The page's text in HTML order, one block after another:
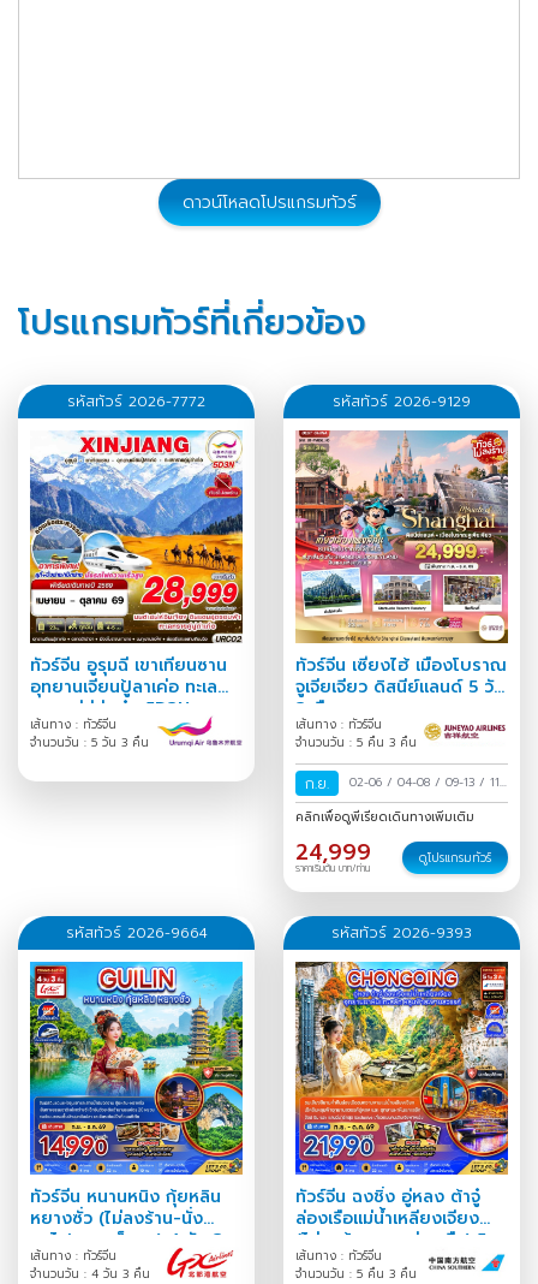
ดาวน์โหลดโปรแกรมทัวร์
โปรแกรมทัวร์ที่เกี่ยวข้อง
รหัสทัวร์ 2026-7772
ทัวร์จีน อูรุมฉี เขาเทียนซาน
อุทยานเจียนปู้ลาเค่อ ทะเล
ทรายคู่มู่ถ่าเก๋อ 5D3N
เส้นทาง : ทัวร์จีน
จำนวนวัน : 5 วัน 3 คืน
รหัสทัวร์ 2026-9129
ทัวร์จีน เซี่ยงไฮ้ เมืองโบราณ
จูเจียเจียว ดิสนีย์แลนด์ 5 วัน
3 คืน
เส้นทาง : ทัวร์จีน
จำนวนวัน : 5 คืน 3 คืน
ก.ย. 02-06 / 04-08 / 09-13 / 11-
15/16-20/18-22/30
ก.ย.-04 ต.ค.
คลิกเพื่อดูพีเรียดเดินทางเพิ่มเติม
24,999
ราคาเริ่มต้น บาท/ท่าน
ดูโปรแกรมทัวร์
รหัสทัวร์ 2026-9664
ทัวร์จีน หนานหนิง กุ้ยหลิน
หยางซั่ว (ไม่ลงร้าน-นั่ง
รถไฟความเร็วสูง) 4 วัน 3
คืน
เส้นทาง : ทัวร์จีน
จำนวนวัน : 4 วัน 3 คืน
รหัสทัวร์ 2026-9393
ทัวร์จีน ฉงชิ่ง อู่หลง ต้าจู๋
ล่องเรือแม่น้ำเหลียงเจียง
(ไม่ลงร้าน-รวมล่องเรือ) 5
คืน 3 คืน
เส้นทาง : ทัวร์จีน
จำนวนวัน : 5 คืน 3 คืน